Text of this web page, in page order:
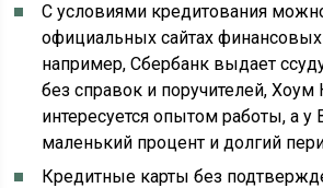
С условиями кредитования
официальных сайтах финансовых
например, Сбербанк выдает
без справок и поручителей,
интересуется опытом работы, а у
маленький процент и долгий
Кредитные карты без